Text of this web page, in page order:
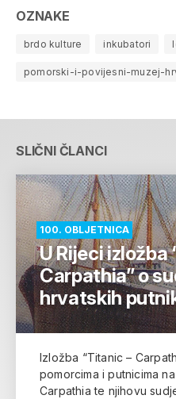
OZNAKE
brdo kulture inkubatori
pomorski-i-povijesni-muzej-
SLIČNI ČLANCI
100. OBLJETNICA
U Rijeci izložba
Carpathia” o
hrvatskih
Izložba “Titanic –
pomorcima i putnicima
Carpathia te njihovu